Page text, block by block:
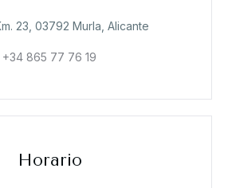
23, 03792 Murla, Alicante
+34 865 77 76 19
Horario